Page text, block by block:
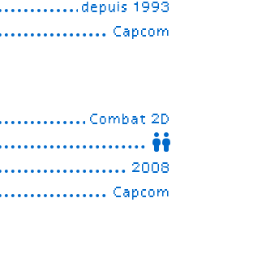
depuis 1993
Capcom
Combat 2D
2008
Capcom